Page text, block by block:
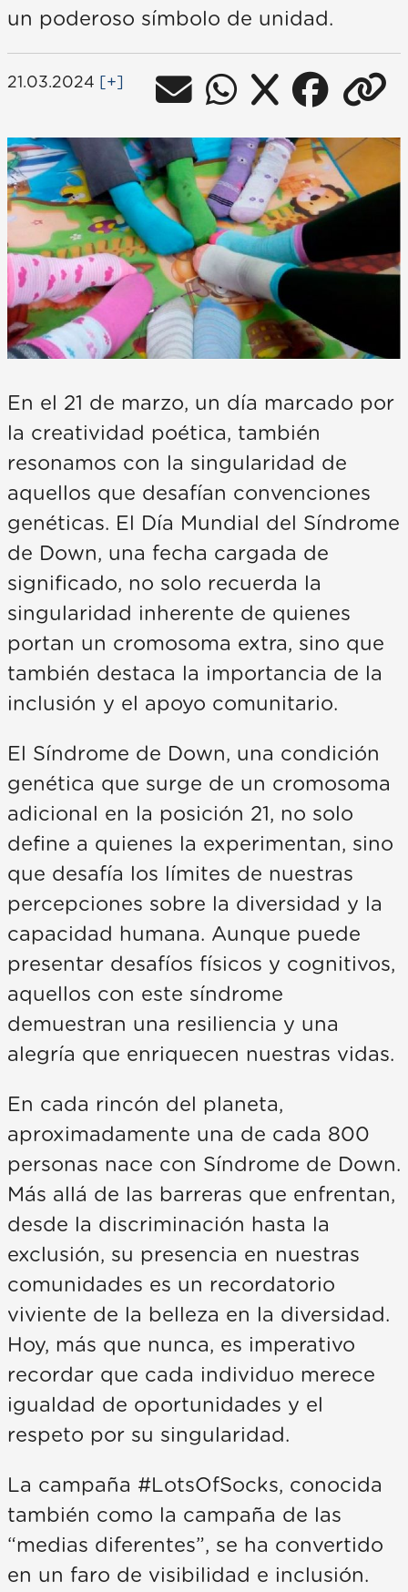
un poderoso símbolo de unidad.
21.03.2024 [+]
En el 21 de marzo, un día marcado por
la creatividad poética, también
resonamos con la singularidad de
aquellos que desafían convenciones
genéticas. El Día Mundial del Síndrome
de Down, una fecha cargada de
significado, no solo recuerda la
singularidad inherente de quienes
portan un cromosoma extra, sino que
también destaca la importancia de la
inclusión y el apoyo comunitario.
El Síndrome de Down, una condición
genética que surge de un cromosoma
adicional en la posición 21, no solo
define a quienes la experimentan, sino
que desafía los límites de nuestras
percepciones sobre la diversidad y la
capacidad humana. Aunque puede
presentar desafíos físicos y cognitivos,
aquellos con este síndrome
demuestran una resiliencia y una
alegría que enriquecen nuestras vidas.
En cada rincón del planeta,
aproximadamente una de cada 800
personas nace con Síndrome de Down.
Más allá de las barreras que enfrentan,
desde la discriminación hasta la
exclusión, su presencia en nuestras
comunidades es un recordatorio
viviente de la belleza en la diversidad.
Hoy, más que nunca, es imperativo
recordar que cada individuo merece
igualdad de oportunidades y el
respeto por su singularidad.
La campaña #LotsOfSocks, conocida
también como la campaña de las
“medias diferentes”, se ha convertido
en un faro de visibilidad e inclusión.